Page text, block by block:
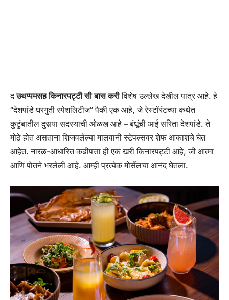
दउथप्पमसह किनारपट्टी सी बास करीविशेष उल्लेख देखील पात्र आहे. हे
“देशपांडे घरगुती स्पेशलिटीज” पैकी एक आहे, जे रेस्टॉरंटच्या कथेत
कुटुंबातील दुसर्‍या सदस्याची ओळख आहे – बंधूंची आई सरिता देशपांडे. ते
मोठे होत असताना शिजवलेल्या मालवानी स्टेपल्सवर शेफ आकाशचे घेत
आहेत. नारळ-आधारित कढीपत्ता ही एक खरी किनारपट्टी आहे, जी आत्मा
आणि पोतने भरलेली आहे. आम्ही प्रत्येक मोर्सेलचा आनंद घेतला.